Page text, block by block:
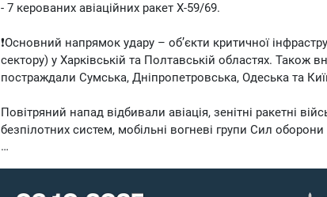
- 7 керованих авіаційних ракет Х-59/69.
❗️Основний напрямок удару – об’єкти критичної
сектору) у Харківській та Полтавській областях. Також
постраждали Сумська, Дніпропетровська, Одеська та
Повітряний напад відбивали авіація, зенітні ракетні
безпілотних систем, мобільні вогневі групи Сил оборони